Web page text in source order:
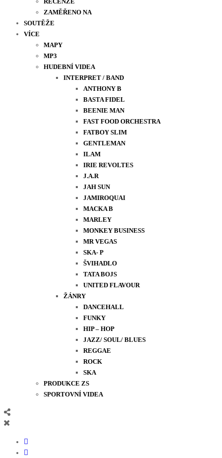
ZAMĚŘENO NA
SOUTĚŽE
VÍCE
MAPY
MP3
HUDEBNÍ VIDEA
INTERPRET / BAND
ANTHONY B
BASTA FIDEL
BEENIE MAN
FAST FOOD ORCHESTRA
FATBOY SLIM
GENTLEMAN
ILAM
IRIE REVOLTES
J.A.R
JAH SUN
JAMIROQUAI
MACKA B
MARLEY
MONKEY BUSINESS
MR VEGAS
SKA- P
ŠVIHADLO
TATA BOJS
UNITED FLAVOUR
ŽÁNRY
DANCEHALL
FUNKY
HIP – HOP
JAZZ/ SOUL/ BLUES
REGGAE
ROCK
SKA
PRODUKCE ZS
SPORTOVNÍ VIDEA